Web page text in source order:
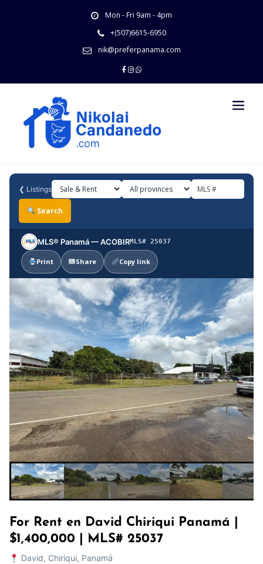
Mon - Fri 9am - 4pm
+(507)6615-6950
nik@preferpanama.com
❮ Listings
Search
MLS® Panamá — ACOBIRMLS# 25037
Print Share Copy link
For Rent en David Chiriqui Panamá |
$1,400,000 | MLS# 25037
David, Chiriqui, Panamá